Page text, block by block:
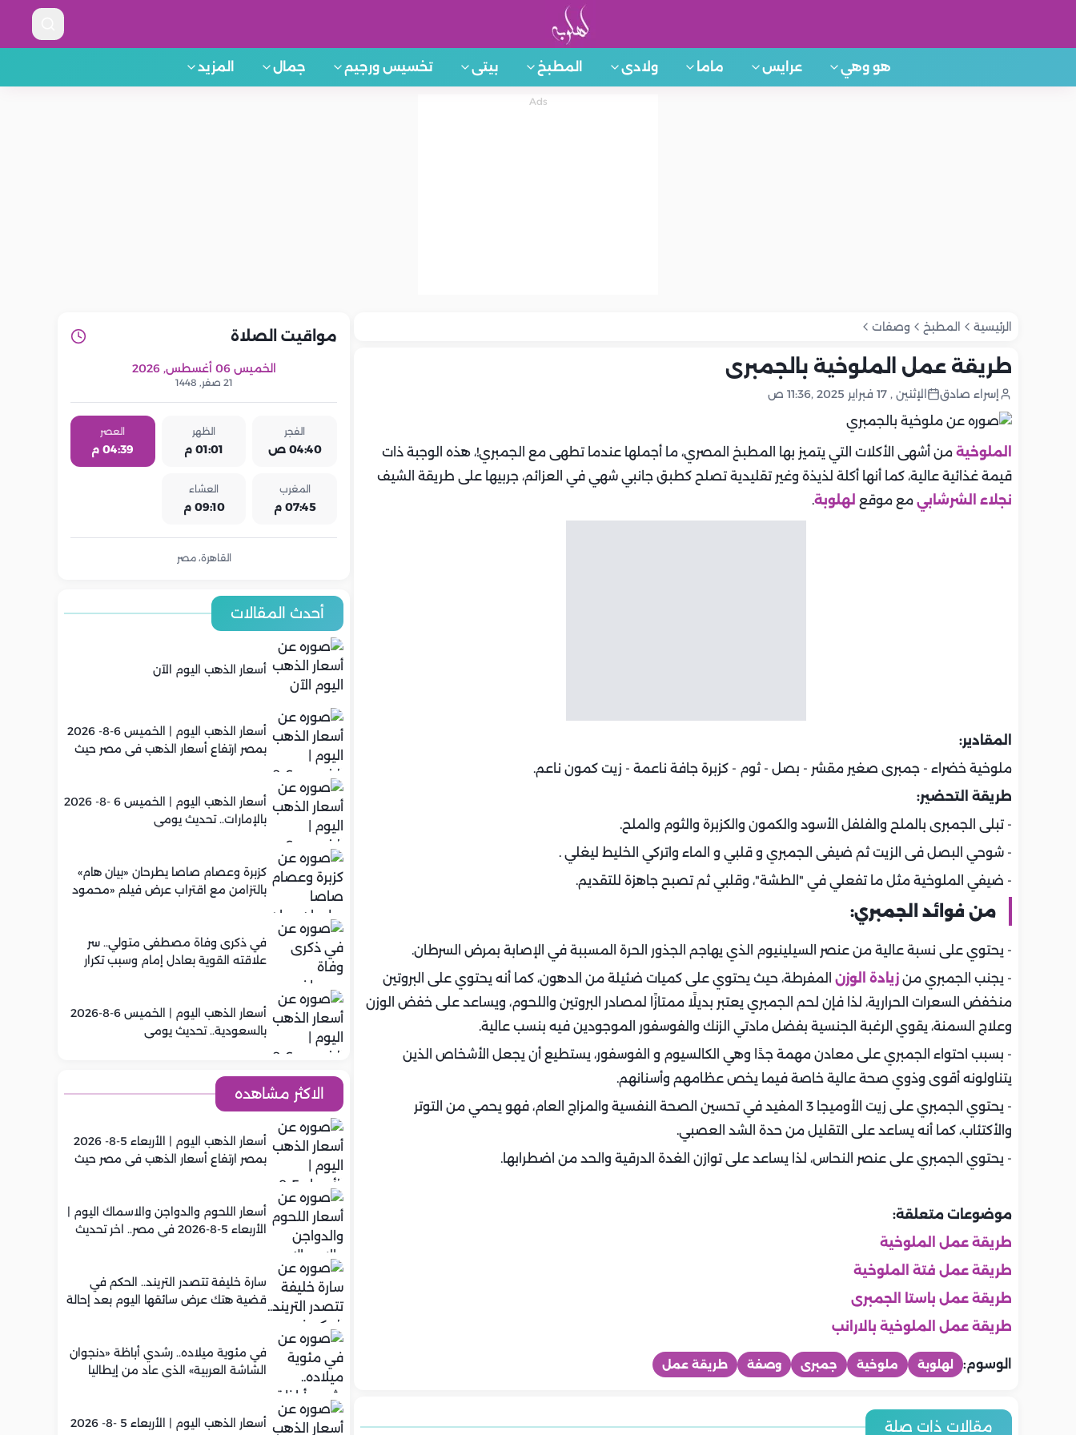
هو وهي عرايس ماما ولادى المطبخ بيتى تخسيس ورجيم جمال المزيد
الرئيسية المطبخ وصفات
طريقة عمل الملوخية بالجمبرى
إسراء صادق الإثنين , 17 فبراير 2025 ,11:36 ص
الملوخية من أشهى الأكلات التي يتميز بها المطبخ المصري، ما أجملها عندما تطهى مع الجمبري!، هذه الوجبة ذات
قيمة غذائية عالية، كما أنها أكلة لذيذة وغير تقليدية تصلح كطبق جانبي شهي في العزائم، جربيها على طريقة الشيف
نجلاء الشرشابي مع موقع لهلوبة.
المقادير:
ملوخية خضراء - جمبرى صغير مقشر - بصل - ثوم - كزبرة جافة ناعمة - زيت كمون ناعم.
طريقة التحضير:
- تبلى الجمبرى بالملح والفلفل الأسود والكمون والكزبرة والثوم والملح.
- شوحي البصل فى الزيت ثم ضيفى الجمبري و قلبي و الماء واتركي الخليط ليغلي .
- ضيفي الملوخية مثل ما تفعلي في "الطشة"، وقلبي ثم تصبح جاهزة للتقديم.
من فوائد الجمبري:
- يحتوي على نسبة عالية من عنصر السيلينيوم الذي يهاجم الجذور الحرة المسببة في الإصابة بمرض السرطان.
- يجنب الجمبري من زيادة الوزن المفرطة، حيث يحتوي على كميات ضئيلة من الدهون، كما أنه يحتوي على البروتين
منخفض السعرات الحرارية، لذا فإن لحم الجمبري يعتبر بديلًا ممتازًا لمصادر البروتين واللحوم، ويساعد على خفض الوزن
وعلاج السمنة، يقوي الرغبة الجنسية بفضل مادتي الزنك والفوسفور الموجودين فيه بنسب عالية.
- بسبب احتواء الجمبري على معادن مهمة جدًا وهي الكالسيوم و الفوسفور، يستطيع أن يجعل الأشخاص الذين
يتناولونه أقوى وذوي صحة عالية خاصة فيما يخص عظامهم وأسنانهم.
- يحتوي الجمبري على زيت الأوميجا 3 المفيد في تحسين الصحة النفسية والمزاج العام، فهو يحمي من التوتر
والأكتئاب، كما أنه يساعد على التقليل من حدة الشد العصبي.
- يحتوي الجمبري على عنصر النحاس، لذا يساعد على توازن الغدة الدرقية والحد من اضطرابها.
موضوعات متعلقة:
طريقة عمل الملوخية
طريقة عمل فتة الملوخية
طريقة عمل باستا الجمبرى
طريقة عمل الملوخية بالارانب
الوسوم: لهلوبة ملوخية جمبرى وصفة طريقة عمل
مقالات ذات صلة
أسعار اللحوم والدواجن والاسماك
طريقة عمل التونة بالمكرونة..
طريقة عمل التونة كرات مخبوزة
طريقة عمل التونة بالمكرونة
المطبخ
مواقيت الصلاة
الخميس 06 أغسطس, 2026
21 صفر, 1448
الفجر
04:40 ص
الظهر
01:01 م
العصر
04:39 م
المغرب
07:45 م
العشاء
09:10 م
القاهرة، مصر
أحدث المقالات
أسعار الذهب اليوم الآن
أسعار الذهب اليوم | الخميس 6-8- 2026
بمصر ارتفاع أسعار الذهب في مصر حيث
أسعار الذهب اليوم | الخميس 6 -8- 2026
بالإمارات.. تحديث يومي
كزبرة وعصام صاصا يطرحان «بيان هام»
بالتزامن مع اقتراب عرض فيلم «محمود
في ذكرى وفاة مصطفى متولي.. سر
علاقته القوية بعادل إمام وسبب تكرار
أسعار الذهب اليوم | الخميس 6-8-2026
بالسعودية.. تحديث يومي
الاكثر مشاهده
أسعار الذهب اليوم | الأربعاء 5-8- 2026
بمصر ارتفاع أسعار الذهب في مصر حيث
أسعار اللحوم والدواجن والاسماك اليوم |
الأربعاء 5-8-2026 في مصر.. اخر تحديث
سارة خليفة تتصدر التريند.. الحكم في
قضية هتك عرض سائقها اليوم بعد إحالة
في مئوية ميلاده.. رشدي أباظة «دنجوان
الشاشة العربية» الذي عاد من إيطاليا
أسعار الذهب اليوم | الأربعاء 5 -8- 2026